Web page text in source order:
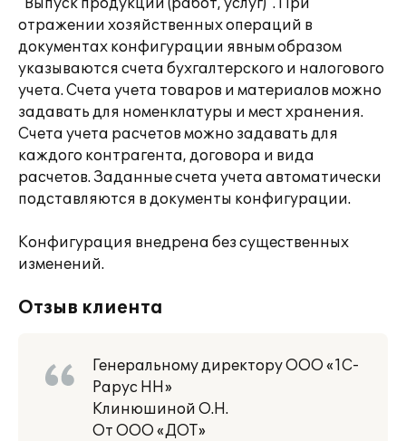
"Выпуск продукции (работ, услуг)". При
отражении хозяйственных операций в
документах конфигурации явным образом
указываются счета бухгалтерского и налогового
учета. Счета учета товаров и материалов можно
задавать для номенклатуры и мест хранения.
Счета учета расчетов можно задавать для
каждого контрагента, договора и вида
расчетов. Заданные счета учета автоматически
подставляются в документы конфигурации.
Конфигурация внедрена без существенных
изменений.
Отзыв клиента
Генеральному директору ООО «1С-
Рарус НН»
Клинюшиной О.Н.
От ООО «ДОТ»